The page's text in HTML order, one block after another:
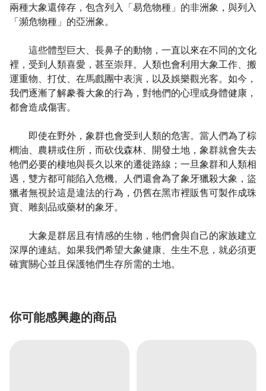
兩種大象還倖存，包含列入「易危物種」的非洲象，與列入
「瀕危物種」的亞洲象。
這些體型巨大、長鼻子的動物，一直以來在不同的文化
裡，受到人類喜愛，甚至崇拜。人類也會利用大象工作、搬
運重物、打仗、在馬戲團中表演，以及娛樂觀光客。如今，
我們逐漸了解豢養大象的行為，對牠們的心理或身體健康，
都會造成傷害。
即使在野外，象群也會受到人類的危害。當人們為了棕
櫚油、農耕或住所，而砍伐森林、開發土地，象群就會失去
牠們必要的棲地與長久以來的遷徙路線；一旦象群和人類相
遇，雙方都可能陷入危機。人們還會為了象牙獵殺大象，盜
獵者無視於這是違法的行為，仍舊在黑市裡販售可製作成珠
寶、雕刻品或藥材的象牙。
大象是群居且有情感的生物，牠們會與自己的家族建立
深厚的連結。如果我們希望大象健康、生生不息，就必須更
確實關心並且保護牠們生存所需的土地。
你可能感興趣的商品